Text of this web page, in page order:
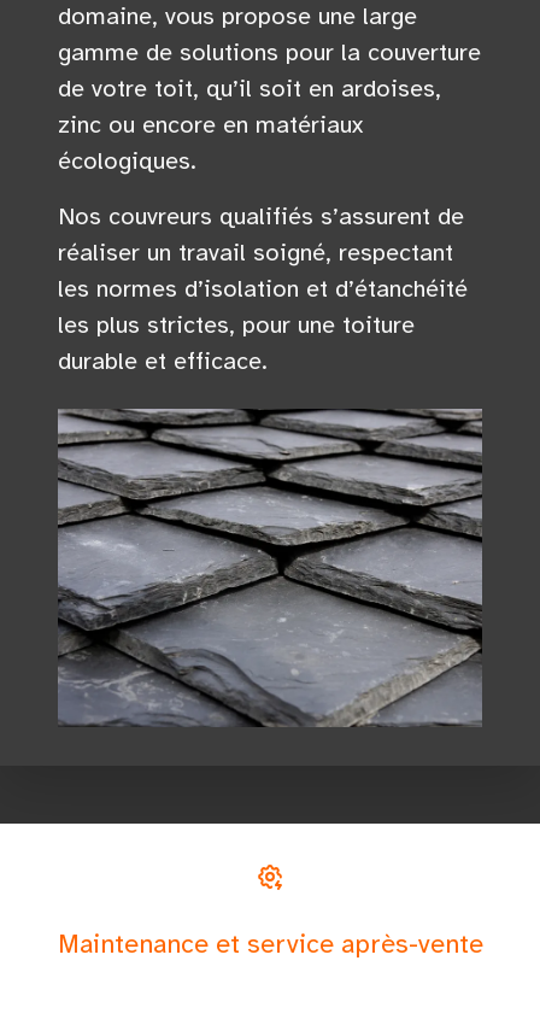
domaine, vous propose une large
gamme de solutions pour la couverture
de votre toit, qu’il soit en ardoises,
zinc ou encore en matériaux
écologiques.
Nos couvreurs qualifiés s’assurent de
réaliser un travail soigné, respectant
les normes d’isolation et d’étanchéité
les plus strictes, pour une toiture
durable et efficace.
Maintenance et service après-vente